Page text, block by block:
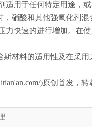
适用于任何特定用途，或
硝酸和其他强氧化剂
力快速的进行增加。在
材料的适用性及在采用
)原创首发